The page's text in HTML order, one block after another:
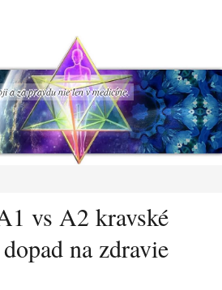
a za pravdu nie len v medicíne.
vs A2 kravské
na zdravie